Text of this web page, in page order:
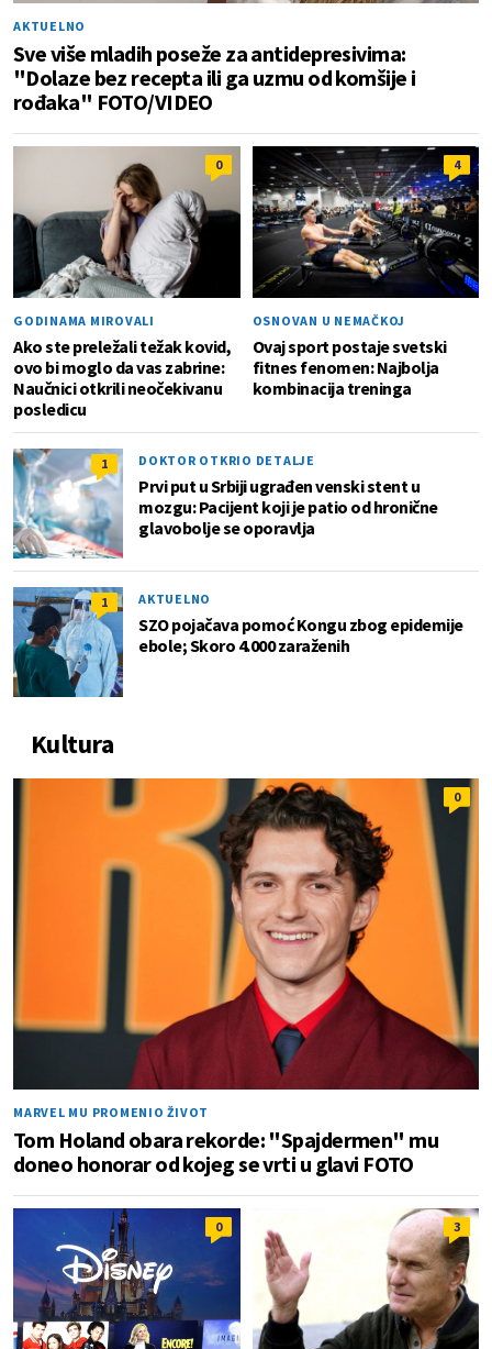
AKTUELNO
Sve više mladih poseže za antidepresivima:
"Dolaze bez recepta ili ga uzmu od komšije i
rođaka" FOTO/VIDEO
0
GODINAMA MIROVALI
Ako ste preležali težak kovid,
ovo bi moglo da vas zabrine:
Naučnici otkrili neočekivanu
posledicu
4
OSNOVAN U NEMAČKOJ
Ovaj sport postaje svetski
fitnes fenomen: Najbolja
kombinacija treninga
1 DOKTOR OTKRIO DETALJE
Prvi put u Srbiji ugrađen venski stent u
mozgu: Pacijent koji je patio od hronične
glavobolje se oporavlja
1 AKTUELNO
SZO pojačava pomoć Kongu zbog epidemije
ebole; Skoro 4.000 zaraženih
Kultura
0
MARVEL MU PROMENIO ŽIVOT
Tom Holand obara rekorde: "Spajdermen" mu
doneo honorar od kojeg se vrti u glavi FOTO
0 3